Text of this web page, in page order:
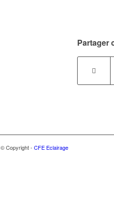
Partager
© Copyright - CFE Eclairage